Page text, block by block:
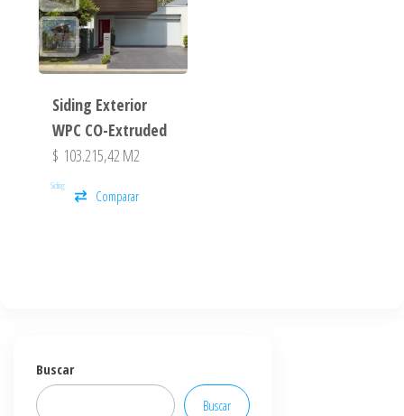
Siding Exterior
WPC CO-Extruded
$ 103.215,42 M2
Siding
Comparar
Buscar
Buscar